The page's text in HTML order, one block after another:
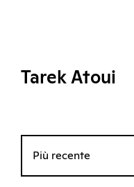
Tarek Atoui
Più recente